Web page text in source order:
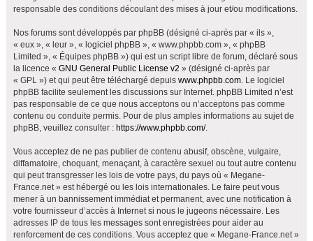
responsable des conditions découlant des mises à jour et/ou modifications.
Nos forums sont développés par phpBB (désigné ci-après par « ils »,
« eux », « leur », « logiciel phpBB », « www.phpbb.com », « phpBB
Limited », « Équipes phpBB ») qui est un script libre de forum, déclaré sous
la licence « GNU General Public License v2 » (désigné ci-après par
« GPL ») et qui peut être téléchargé depuis www.phpbb.com. Le logiciel
phpBB facilite seulement les discussions sur Internet. phpBB Limited n’est
pas responsable de ce que nous acceptons ou n’acceptons pas comme
contenu ou conduite permis. Pour de plus amples informations au sujet de
phpBB, veuillez consulter : https://www.phpbb.com/.
Vous acceptez de ne pas publier de contenu abusif, obscène, vulgaire,
diffamatoire, choquant, menaçant, à caractère sexuel ou tout autre contenu
qui peut transgresser les lois de votre pays, du pays où « Megane-
France.net » est hébergé ou les lois internationales. Le faire peut vous
mener à un bannissement immédiat et permanent, avec une notification à
votre fournisseur d’accès à Internet si nous le jugeons nécessaire. Les
adresses IP de tous les messages sont enregistrées pour aider au
renforcement de ces conditions. Vous acceptez que « Megane-France.net »